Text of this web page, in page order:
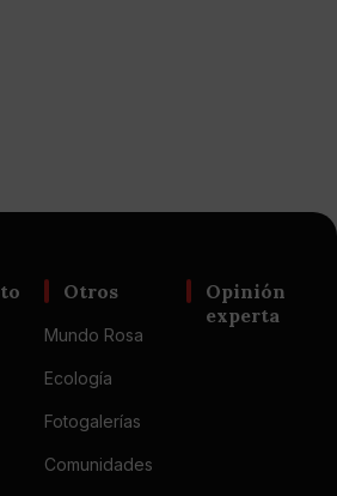
Otros
Mundo Rosa
Ecología
Fotogalerías
Comunidades
Opinión
experta